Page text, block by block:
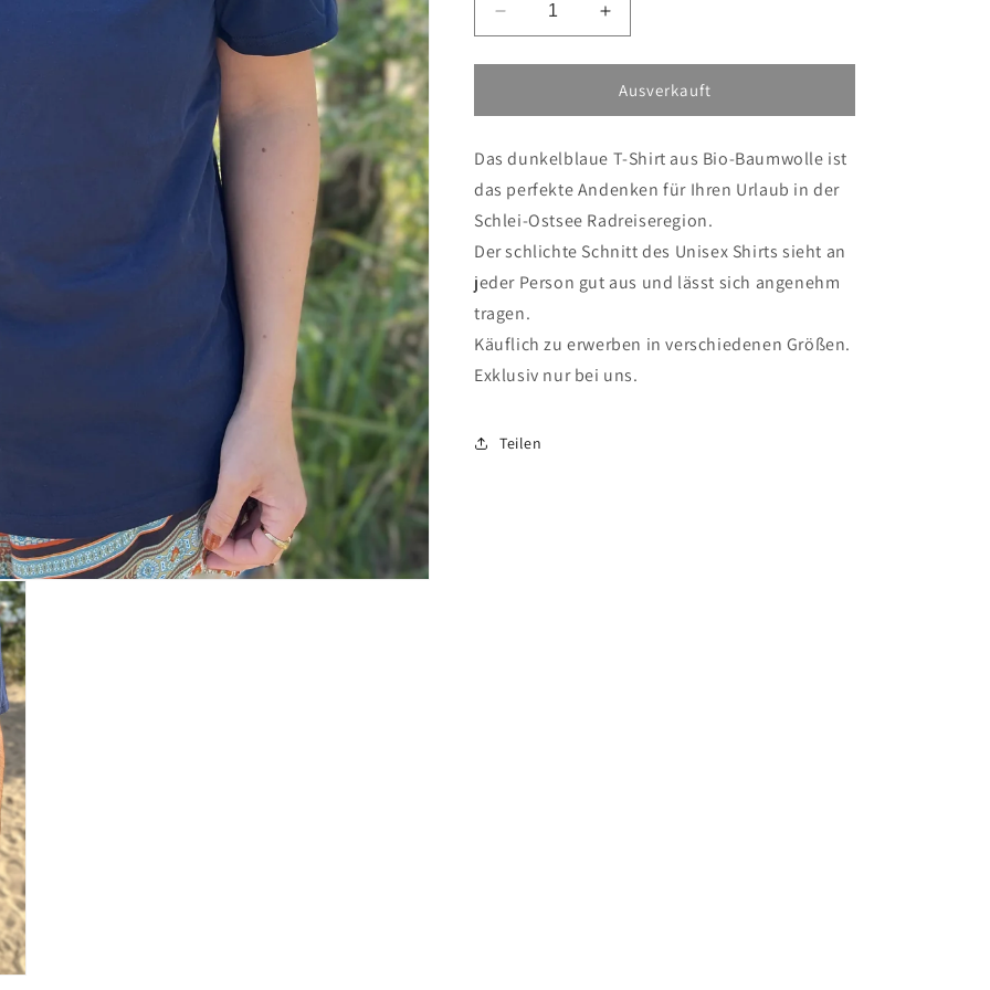
Verringere
die
Menge
T-
Ostseefjord
Schlei-
Radmotiv
Erhöhe
die
Menge
für
T-
Ostseefjord
Schlei-
Ausverkauft
Das dunkelblaue T-Shirt aus Bio-Baumwolle ist
das perfekte Andenken für Ihren Urlaub in der
Schlei-Ostsee Radreiseregion.
Der schlichte Schnitt des Unisex Shirts sieht an
jeder Person gut aus und lässt sich angenehm
tragen.
Käuflich zu erwerben in verschiedenen Größen.
Exklusiv nur bei uns.
Teilen